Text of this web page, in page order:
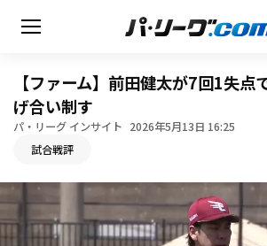
HOME
動画
【ファーム】前田健太が7回1失点
げ合い制す
パ・リーグ インサイト 2026年5月13日 16:25
試合戦評